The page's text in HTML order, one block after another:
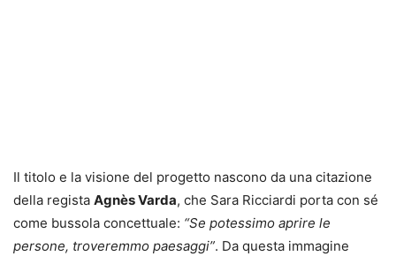
Il titolo e la visione del progetto nascono da una citazione
della regista Agnès Varda, che Sara Ricciardi porta con sé
come bussola concettuale: “Se potessimo aprire le
persone, troveremmo paesaggi”. Da questa immagine